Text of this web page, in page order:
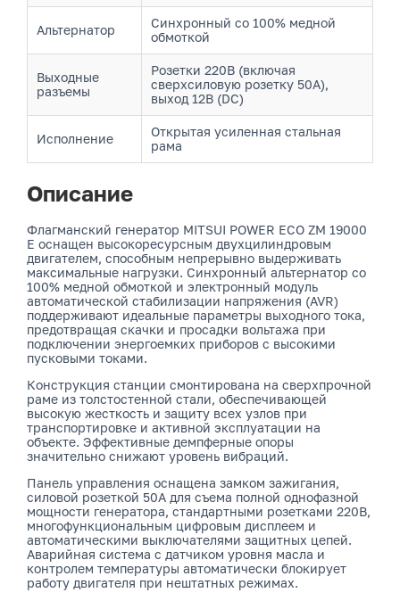
Альтернатор
Синхронный со 100% медной
обмоткой
Выходные
разъемы
Розетки 220В (включая
сверхсиловую розетку 50А),
выход 12В (DC)
Исполнение
Открытая усиленная стальная
рама
Описание
Флагманский генератор MITSUI POWER ECO ZM 19000
E оснащен высокоресурсным двухцилиндровым
двигателем, способным непрерывно выдерживать
максимальные нагрузки. Синхронный альтернатор со
100% медной обмоткой и электронный модуль
автоматической стабилизации напряжения (AVR)
поддерживают идеальные параметры выходного тока,
предотвращая скачки и просадки вольтажа при
подключении энергоемких приборов с высокими
пусковыми токами.
Конструкция станции смонтирована на сверхпрочной
раме из толстостенной стали, обеспечивающей
высокую жесткость и защиту всех узлов при
транспортировке и активной эксплуатации на
объекте. Эффективные демпферные опоры
значительно снижают уровень вибраций.
Панель управления оснащена замком зажигания,
силовой розеткой 50А для съема полной однофазной
мощности генератора, стандартными розетками 220В,
многофункциональным цифровым дисплеем и
автоматическими выключателями защитных цепей.
Аварийная система с датчиком уровня масла и
контролем температуры автоматически блокирует
работу двигателя при нештатных режимах.